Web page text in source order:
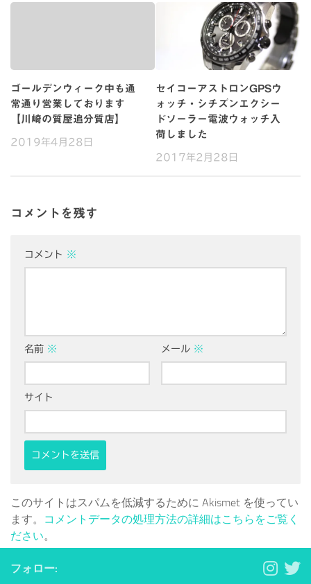
ゴールデンウィーク中も通
常通り営業しております
【川崎の質屋追分質店】
2019年4月28日
セイコーアストロンGPSウ
ォッチ・シチズンエクシー
ドソーラー電波ウォッチ入
荷しました
2017年2月28日
コメントを残す
コメント ※
名前 ※ メール ※
サイト
このサイトはスパムを低減するために Akismet を使ってい
ます。
コメントデータの処理方法の詳細はこちらをご覧く
ださい。
フォロー: